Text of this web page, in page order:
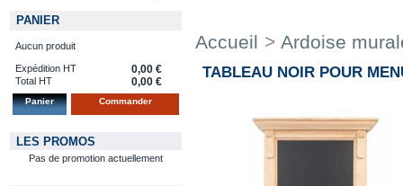
PANIER
Aucun produit
Expédition HT 0,00 €
Total HT 0,00 €
Panier Commander
LES PROMOS
Pas de promotion actuellement
Accueil > Ardoise
TABLEAU NOIR POUR